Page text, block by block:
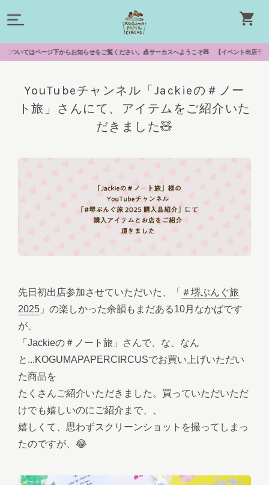
ページ下からお知らせをご覧ください。🎪サーカスへようこそ🧸 【イベント出店予
YouTubeチャンネル「Jackieの＃ノー
ト旅」さんにて、アイテムをご紹介いた
だきました🧸
先日初出店参加させていただいた、「 ＃堺ぶんぐ旅
2025 」の楽しかった余韻もまだある10月なかばです
が、
「Jackieの＃ノート旅」さんで、な、なん
と...KOGUMAPAPERCIRCUSでお買い上げいただい
た商品を
たくさんご紹介いただきました。買っていただいただ
けでも嬉しいのにご紹介まで、、
嬉しくて、思わずスクリーンショットを撮ってしまっ
たのですが、😂